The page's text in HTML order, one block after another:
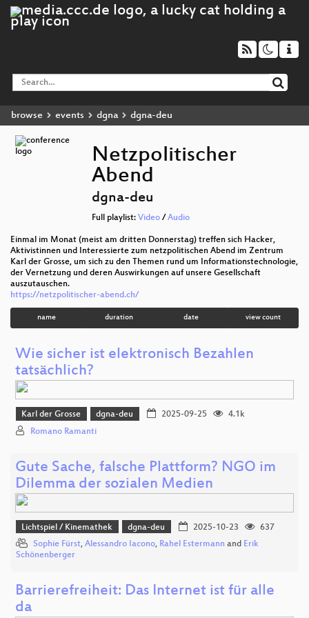
browse events dgna dgna-deu
Netzpolitischer
Abend
dgna-deu
Full playlist: Video/ Audio
Einmal im Monat (meist am dritten Donnerstag) treffen sich Hacker,
Aktivistinnen und Interessierte zum netzpolitischen Abend im Zentrum
Karl der Grosse, um sich zu den Themen rund um Informationstechnologie,
der Vernetzung und deren Auswirkungen auf unsere Gesellschaft
auszutauschen.
https://netzpolitischer-abend.ch/
name duration date view count
Wie sicher ist elektronisch Bezahlen
tatsächlich?
Karl der Grosse dgna-deu 2025-09-25
4.1k
Romano Ramanti
Gute Sache, falsche Plattform? NGO im
Dilemma der sozialen Medien
Lichtspiel / Kinemathek dgna-deu 2025-10-23
637
Sophie Fürst, Alessandro Iacono, Rahel Estermann and Erik
Schönenberger
Barrierefreiheit: Das Internet ist für alle
da